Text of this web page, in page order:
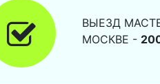
ВЫЕЗД
МОСКВЕ -